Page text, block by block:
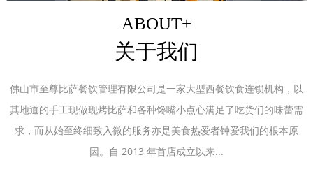
ABOUT+
关于我们
佛山市至尊比萨餐饮管理有限公司是一家大型西餐饮食连锁机构，以
其地道的手工现做现烤比萨和各种馋嘴小点心满足了吃货们的味蕾需
求，而从始至终细致入微的服务亦是美食热爱者钟爱我们的根本原
因。自 2013 年首店成立以来...